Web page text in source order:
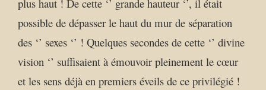
plus haut ! De cette ‘’ grande hauteur ‘’, il était
possible de dépasser le haut du mur de séparation
des ‘’ sexes ‘’ ! Quelques secondes de cette ‘’ divine
vision ‘’ suffisaient à émouvoir pleinement le cœur
et les sens déjà en premiers éveils de ce privilégié !